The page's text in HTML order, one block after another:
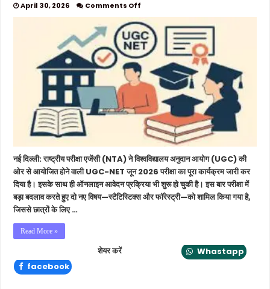
April 30, 2026 Comments Off
UGC-
NET
जून
2026
के
लिए
आवेदन
शुरू,
इस
बार
दो
नए
विषय
शामिल,
जानें
अहम
जानकारी
नई दिल्ली: राष्ट्रीय परीक्षा एजेंसी (NTA) ने विश्वविद्यालय अनुदान आयोग (UGC) की
ओर से आयोजित होने वाली UGC-NET जून 2026 परीक्षा का पूरा कार्यक्रम जारी कर
दिया है। इसके साथ ही ऑनलाइन आवेदन प्रक्रिया भी शुरू हो चुकी है। इस बार परीक्षा में
बड़ा बदलाव करते हुए दो नए विषय—स्टैटिस्टिक्स और फॉरेस्ट्री—को शामिल किया गया है,
जिससे छात्रों के लिए …
Read More »
शेयर करें
Whastapp
facebook